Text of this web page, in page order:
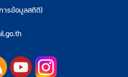
ารข้อมูลสถิติ)